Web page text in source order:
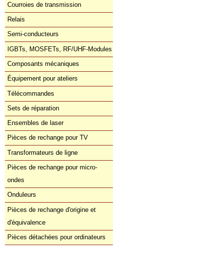
Courroies de transmission
Relais
Semi-conducteurs
IGBTs, MOSFETs, RF/UHF-Modules
Composants mécaniques
Équipement pour ateliers
Télécommandes
Sets de réparation
Ensembles de laser
Pièces de rechange pour TV
Transformateurs de ligne
Pièces de rechange pour micro-
ondes
Onduleurs
Pièces de rechange d'origine et
d'équivalence
Pièces détachées pour ordinateurs